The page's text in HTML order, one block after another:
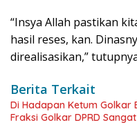
“Insya Allah pastikan
hasil reses, kan.
direalisasikan,”
Berita Terkait
Di Hadapan Ketum Golkar
Fraksi Golkar DPRD